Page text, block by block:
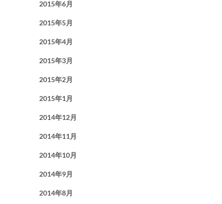
2015年6月
2015年5月
2015年4月
2015年3月
2015年2月
2015年1月
2014年12月
2014年11月
2014年10月
2014年9月
2014年8月